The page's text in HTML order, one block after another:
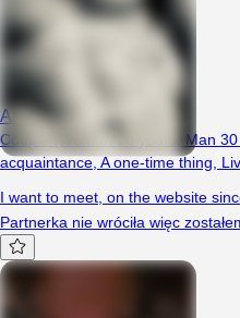
Amoze69x3
Couple (Woman 26 years, Man
acquaintance A one-time thing
I want to meet on the website
Partnerka nie wróciła więc